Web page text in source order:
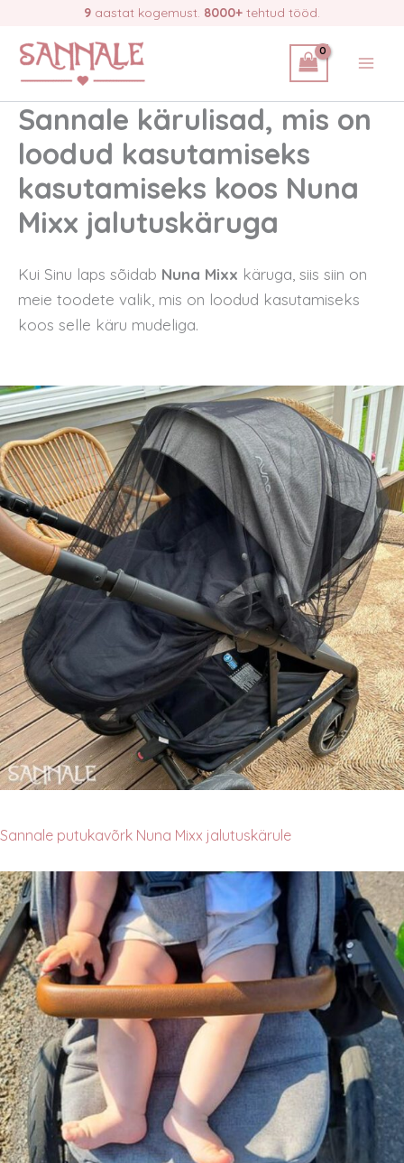
content
9 aastat kogemust. 8000+ tehtud tööd.
Sannale kärulisad, mis on
loodud kasutamiseks
kasutamiseks koos Nuna
Mixx jalutuskäruga
Kui Sinu laps sõidab Nuna Mixx käruga, siis siin on
meie toodete valik, mis on loodud kasutamiseks
koos selle käru mudeliga.
Sannale putukavõrk Nuna Mixx jalutuskärule